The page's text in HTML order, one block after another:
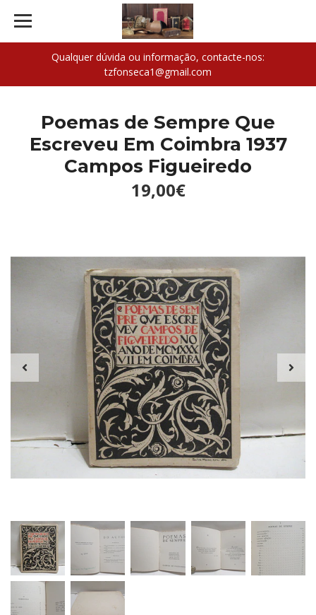
Qualquer dúvida ou informação, contacte-nos:
tzfonseca1@gmail.com
Poemas de Sempre Que
Escreveu Em Coimbra 1937
Campos Figueiredo
19,00€